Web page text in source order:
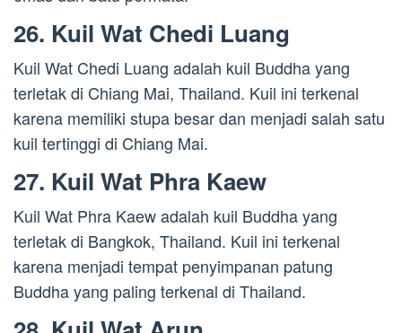
26. Kuil Wat Chedi Luang
Kuil Wat Chedi Luang adalah kuil Buddha yang
terletak di Chiang Mai, Thailand. Kuil ini terkenal
karena memiliki stupa besar dan menjadi salah satu
kuil tertinggi di Chiang Mai.
27. Kuil Wat Phra Kaew
Kuil Wat Phra Kaew adalah kuil Buddha yang
terletak di Bangkok, Thailand. Kuil ini terkenal
karena menjadi tempat penyimpanan patung
Buddha yang paling terkenal di Thailand.